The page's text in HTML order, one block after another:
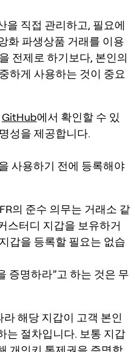
을 직접 관리하고, 필요에
화 파생상품 거래를 이용
전제로 하기보다, 본인의
하게 사용하는 것이 중요
GitHub에서 확인할 수 있
성을 제공합니다.
사용하기 전에 등록해야
의 준수 의무는 거래소 같
스터디 지갑을 보유하거
갑을 등록할 필요는 없습
증명하라”고 하는 것은 무
해당 지갑이 고객 본인
는 절차입니다. 보통 지갑